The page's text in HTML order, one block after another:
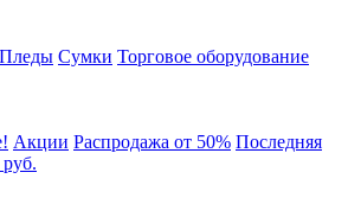
Пледы Сумки Торговое оборудование
Акции Распродажа от 50% Последняя